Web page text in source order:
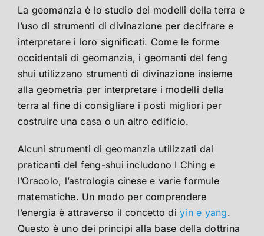
La geomanzia è lo studio dei modelli della terra e
l’uso di strumenti di divinazione per decifrare e
interpretare i loro significati. Come le forme
occidentali di geomanzia, i geomanti del feng
shui utilizzano strumenti di divinazione insieme
alla geometria per interpretare i modelli della
terra al fine di consigliare i posti migliori per
costruire una casa o un altro edificio.
Alcuni strumenti di geomanzia utilizzati dai
praticanti del feng-shui includono I Ching e
l’Oracolo, l’astrologia cinese e varie formule
matematiche. Un modo per comprendere
l’energia è attraverso il concetto diyin e yang.
Questo è uno dei principi alla base della dottrina